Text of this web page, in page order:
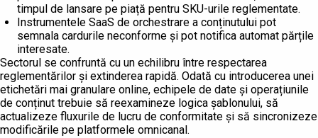
timpul de lansare pe piață pentru SKU-urile reglementate.
Instrumentele SaaS de orchestrare a conținutului pot
semnala cardurile neconforme și pot notifica automat părțile
interesate.
Sectorul se confruntă cu un echilibru între respectarea
reglementărilor și extinderea rapidă. Odată cu introducerea unei
etichetări mai granulare online, echipele de date și operațiunile
de conținut trebuie să reexamineze logica șablonului, să
actualizeze fluxurile de lucru de conformitate și să sincronizeze
modificările pe platformele omnicanal.